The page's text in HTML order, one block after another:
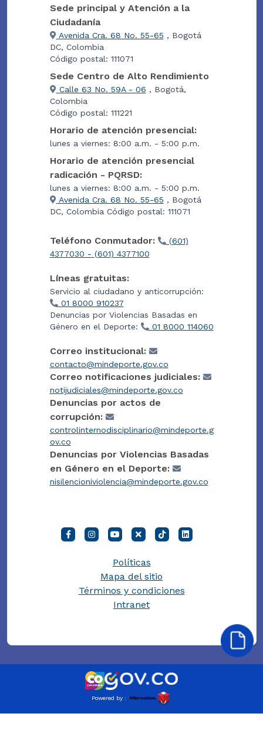
Sede principal y Atención a la
Ciudadanía
Avenida Cra. 68 No. 55-65 , Bogotá
DC, Colombia
Código postal: 111071
Sede Centro de Alto Rendimiento
Calle 63 No. 59A - 06 , Bogotá,
Colombia
Código postal: 111221
Horario de atención presencial:
lunes a viernes: 8:00 a.m. - 5:00 p.m.
Horario de atención presencial
radicación - PQRSD:
lunes a viernes: 8:00 a.m. - 5:00 p.m.
Avenida Cra. 68 No. 55-65 , Bogotá
DC, Colombia Código postal: 111071
Teléfono Conmutador:
(601)
4377030 - (601) 4377100
Líneas gratuitas:
Servicio al ciudadano y anticorrupción:
01 8000 910237
Denuncias por Violencias Basadas en
Género en el Deporte:
01 8000 114060
Correo institucional:
contacto@mindeporte.gov.co
Correo notificaciones judiciales:
notijudiciales@mindeporte.gov.co
Denuncias por actos de
corrupción:
controlinternodisciplinario@mindeporte.g
ov.co
Denuncias por Violencias Basadas
en Género en el Deporte:
nisilencioniviolencia@mindeporte.gov.co
Políticas
Mapa del sitio
Términos y condiciones
Intranet
Powered by :